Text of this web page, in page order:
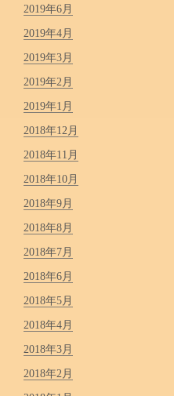
2019年6月
2019年4月
2019年3月
2019年2月
2019年1月
2018年12月
2018年11月
2018年10月
2018年9月
2018年8月
2018年7月
2018年6月
2018年5月
2018年4月
2018年3月
2018年2月